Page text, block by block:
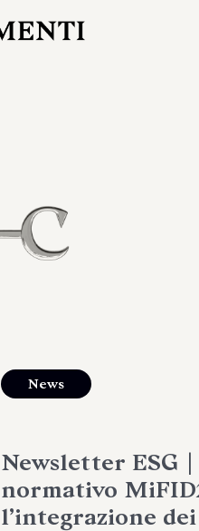
News
Newsletter ESG
normativo
l’integrazione